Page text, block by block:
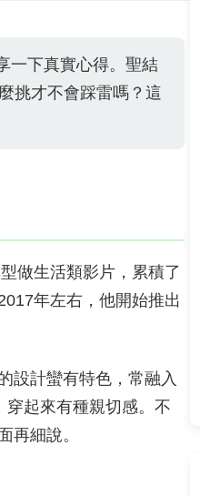
一下真實心得。聖結
挑才不會踩雷嗎？這
做生活類影片，累積了
年左右，他開始推出
設計蠻有特色，常融入
起來有種親切感。不
再細說。